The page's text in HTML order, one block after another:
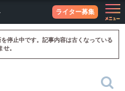
ライター募集
停止中です。記事内容は古くなっている
。